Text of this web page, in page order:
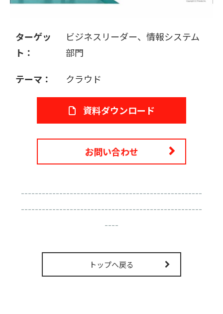
ターゲッ
ト：
ビジネスリーダー、情報システム
部門
テーマ： クラウド
資料ダウンロード
お問い合わせ
----------------------------------------------------
----------------------------------------------------
----
トップへ戻る